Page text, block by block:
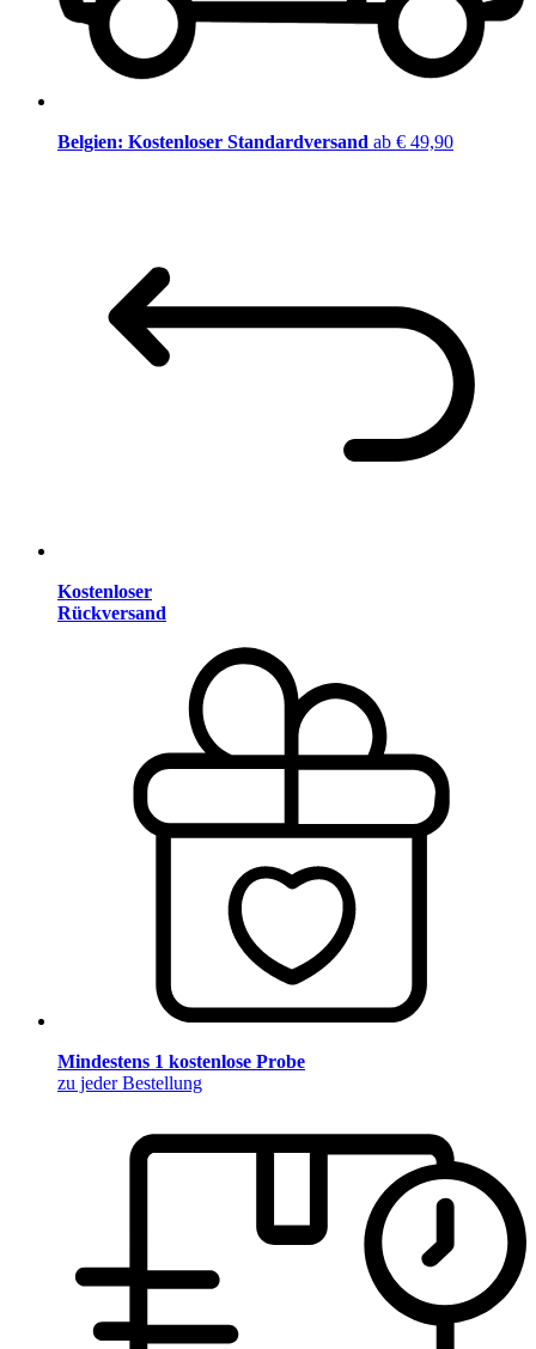
Belgien: Kostenloser Standardversand ab € 49,90
Kostenloser
Rückversand
Mindestens 1 kostenlose Probe
zu jeder Bestellung